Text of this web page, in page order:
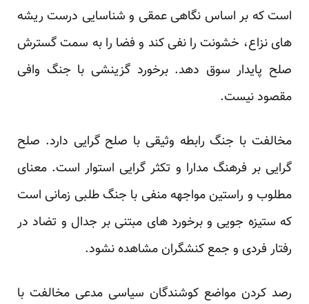
است که بر اساس نگاهی عمقی و شناسایی درست ریشه
های نزاع، خشونت را نفی کند و فضا را به سمت گسترش
صلح پایدار سوق دهد. برخورد گزینشی با جنگ وافی
مقصود نیست.
مخالفت با جنگ رابطه وثیقی با صلح گرایی دارد. صلح
گرایی بر فرهنگ مدارا و تکثر گرایی استوار است. معنای
مطلوب و راستین مواجهه منفی با جنگ طلبی زمانی است
که ستیزه جویی و برخورد های مبتنی بر جدال و تضاد در
رفتار فردی و جمع کنشگران مشاهده نشود.
رصد کردن مواضع کوشندگان سیاسی مدعی مخالفت با